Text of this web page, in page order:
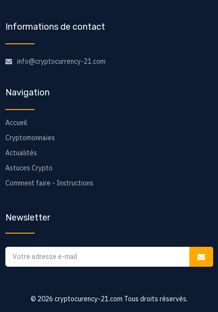
Informations de contact
info@cryptocurrency-21.com
Navigation
Accueil
Cryptomonnaies
Actualités
Astuces Crypto
Comment faire - Instructions
Newsletter
© 2026 cryptocurency-21.com Tous droits réservés.